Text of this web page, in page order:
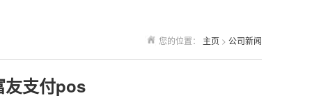
您的位置： 主页 > 公司新闻
友支付pos